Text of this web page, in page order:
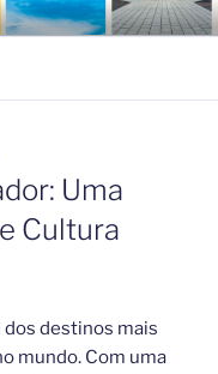
Uma
Cultura
dos destinos mais
mundo. Com uma